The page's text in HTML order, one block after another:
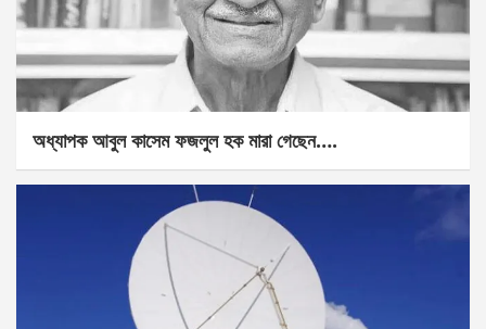
অধ্যাপক আবুল কাসেম ফজলুল হক মারা গেছেন….